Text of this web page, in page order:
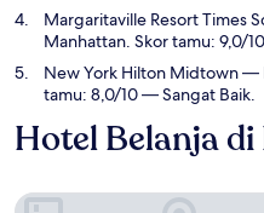
Margaritaville Resort Times
Manhattan. Skor tamu: 9,0/
New York Hilton Midtown—
tamu: 8,0/10 — Sangat Baik.
Hotel Belanja di
PUBLIC, an Ian Schrager hotel